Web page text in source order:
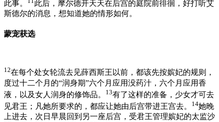
此事。
此后，摩尔德开天天在后宫的庭院前徘徊，好打听艾
斯德尔的消息，想知道她的情形如何。
蒙宠获选
12在每个处女轮流去见薛西斯王以前，都该先按嫔妃的规则，
度过十二个月的“润身期”六个月应用没药汁，六个月应用香
液，以及女人润身的修饰品。
13有了这样的准备，少女才可去
见君王；凡她所要求的，都应让她由后宫带进王宫去。
14她晚
上进去，次日早晨回到另一座后宫，受君王管理嫔妃的太监沙